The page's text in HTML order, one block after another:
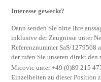
Interesse geweckt?
Dann senden Sie bitte Ihre
inklusive der Zeugnisse unter
Referenznummer SaS/1279568
der rufen Sie unseren direkt
Micovic unter +49 (0)89 215
Einzelheiten zu dieser Position